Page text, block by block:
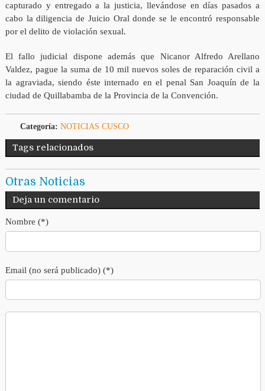
capturado y entregado a la justicia, llevándose en días pasados a
cabo la diligencia de Juicio Oral donde se le encontró responsable
por el delito de violación sexual.
El fallo judicial dispone además que Nicanor Alfredo Arellano
Valdez, pague la suma de 10 mil nuevos soles de reparación civil a
la agraviada, siendo éste internado en el penal San Joaquín de la
ciudad de Quillabamba de la Provincia de la Convención.
Categoría: NOTICIAS CUSCO
Tags relacionados
Otras Noticias
Deja un comentario
Nombre (*)
Email (no será publicado) (*)